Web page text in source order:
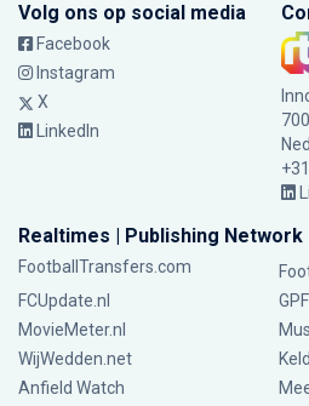
Volg ons op social media
Facebook
Instagram
X
LinkedIn
Realtimes | Publishing Network
FootballTransfers.com
FCUpdate.nl
MovieMeter.nl
WijWedden.net
Anfield Watch